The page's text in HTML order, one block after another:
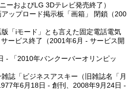
ーおよびLG 3Dテレビ発売終了）
ップロード掲示板「画箱」 閉鎖（200
「iモード」とも言えた固定電話電気
ービス終了（2001年6月 - サービス開
- 「2010年バンクーバーオリンピッ
誌「ビジネスアスキー（旧雑誌名「月
年6月18日 - 創刊、2008年9月24日 -